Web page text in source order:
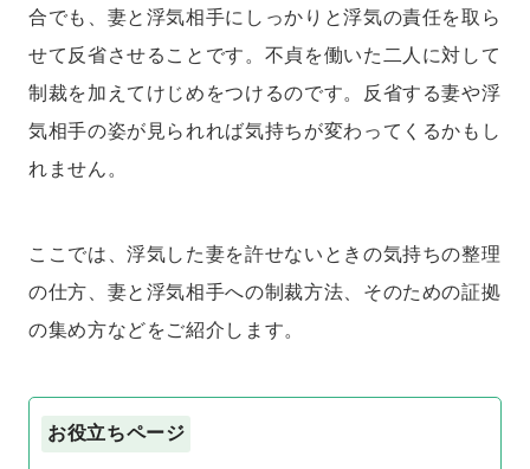
合でも、妻と浮気相手にしっかりと浮気の責任を取ら
せて反省させることです。不貞を働いた二人に対して
制裁を加えてけじめをつけるのです。反省する妻や浮
気相手の姿が見られれば気持ちが変わってくるかもし
れません。
ここでは、浮気した妻を許せないときの気持ちの整理
の仕方、妻と浮気相手への制裁方法、そのための証拠
の集め方などをご紹介します。
お役立ちページ